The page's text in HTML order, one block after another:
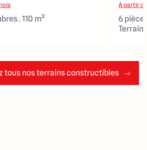
. 110 m²
À partir
6
Terrain
tous nos terrains constructibles